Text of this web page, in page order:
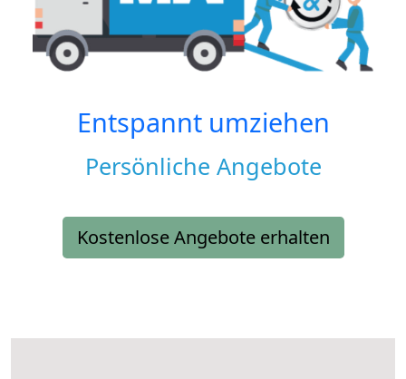
Entspannt umziehen
Persönliche Angebote
Kostenlose Angebote erhalten